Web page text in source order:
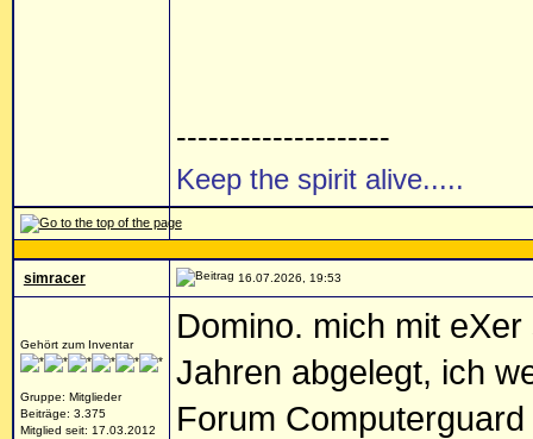
--------------------
Keep the spirit alive.....
simracer 16.07.2026, 19:53
Gehört zum Inventar
Gruppe: Mitglieder
Beiträge: 3.375
Mitglied seit: 17.03.2012
Domino. mich mit
Jahren abgelegt, ich
Forum